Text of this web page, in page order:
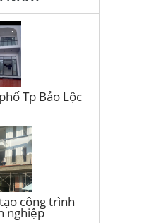
Tp Bảo Lộc
công trình
nghiệp